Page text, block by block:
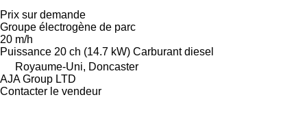
Prix sur demande
Groupe électrogène de parc
20 m/h
Puissance 20 ch (14.7 kW) Carburant diesel
Royaume-Uni, Doncaster
AJA Group LTD
Contacter le vendeur